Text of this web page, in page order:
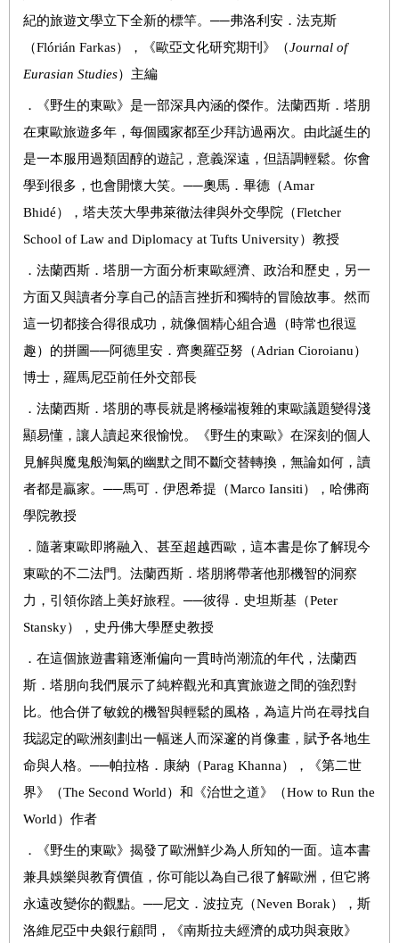
紀的旅遊文學立下全新的標竿。 ──弗洛利安．法克斯
（Flórián Farkas），《歐亞文化研究期刊》（Journal of
Eurasian Studies）主編
．
《野生的東歐》是一部深具內涵的傑作。法蘭西斯．塔朋
在東歐旅遊多年，每個國家都至少拜訪過兩次。由此誕生的
是一本服用過類固醇的遊記，意義深遠，但語調輕鬆。你會
學到很多，也會開懷大笑。 ──奧馬．畢德（Amar
Bhidé），塔夫茨大學弗萊徹法律與外交學院（Fletcher
School of Law and Diplomacy at Tufts University）教授
． 法蘭西斯．塔朋一方面分析東歐經濟、政治和歷史，另一
方面又與讀者分享自己的語言挫折和獨特的冒險故事。然而
這一切都接合得很成功，就像個精心組合過（時常也很逗
趣）的拼圖──阿德里安．齊奧羅亞努（Adrian Cioroianu）
博士，羅馬尼亞前任外交部長
． 法蘭西斯．塔朋的專長就是將極端複雜的東歐議題變得淺
顯易懂，讓人讀起來很愉悅。《野生的東歐》在深刻的個人
見解與魔鬼般淘氣的幽默之間不斷交替轉換，無論如何，讀
者都是贏家。 ──馬可．伊恩希提（Marco Iansiti），哈佛商
學院教授
． 隨著東歐即將融入、甚至超越西歐，這本書是你了解現今
東歐的不二法門。法蘭西斯．塔朋將帶著他那機智的洞察
力，引領你踏上美好旅程。 ──彼得．史坦斯基（Peter
Stansky），史丹佛大學歷史教授
． 在這個旅遊書籍逐漸偏向一貫時尚潮流的年代，法蘭西
斯．塔朋向我們展示了純粹觀光和真實旅遊之間的強烈對
比。他合併了敏銳的機智與輕鬆的風格，為這片尚在尋找自
我認定的歐洲刻劃出一幅迷人而深邃的肖像畫，賦予各地生
命與人格。 ──帕拉格．康納（Parag Khanna），《第二世
界》（The Second World）和《治世之道》（How to Run the
World）作者
．
《野生的東歐》揭發了歐洲鮮少為人所知的一面。這本書
兼具娛樂與教育價值，你可能以為自己很了解歐洲，但它將
永遠改變你的觀點。 ──尼文．波拉克（Neven Borak），斯
洛維尼亞中央銀行顧問，《南斯拉夫經濟的成功與衰敗》